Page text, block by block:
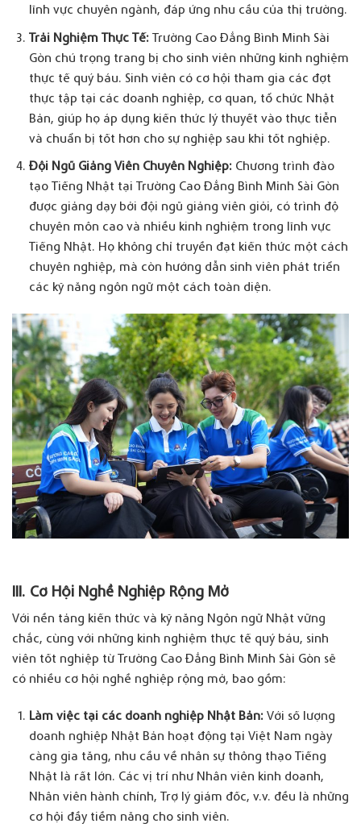
lĩnh vực chuyên ngành, đáp ứng nhu cầu của thị trường.
Trải Nghiệm Thực Tế:Trường Cao Đẳng Bình Minh Sài
Gòn chú trọng trang bị cho sinh viên những kinh nghiệm
thực tế quý báu. Sinh viên có cơ hội tham gia các đợt
thực tập tại các doanh nghiệp, cơ quan, tổ chức Nhật
Bản, giúp họ áp dụng kiến thức lý thuyết vào thực tiễn
và chuẩn bị tốt hơn cho sự nghiệp sau khi tốt nghiệp.
Đội Ngũ Giảng Viên Chuyên Nghiệp:Chương trình đào
tạo Tiếng Nhật tại Trường Cao Đẳng Bình Minh Sài Gòn
được giảng dạy bởi đội ngũ giảng viên giỏi, có trình độ
chuyên môn cao và nhiều kinh nghiệm trong lĩnh vực
Tiếng Nhật. Họ không chỉ truyền đạt kiến thức một cách
chuyên nghiệp, mà còn hướng dẫn sinh viên phát triển
các kỹ năng ngôn ngữ một cách toàn diện.
III. Cơ Hội Nghề Nghiệp Rộng Mở
Với nền tảng kiến thức và kỹ năng Ngôn ngữ Nhật vững
chắc, cùng với những kinh nghiệm thực tế quý báu, sinh
viên tốt nghiệp từ Trường Cao Đẳng Bình Minh Sài Gòn sẽ
có nhiều cơ hội nghề nghiệp rộng mở, bao gồm:
Làm việc tại các doanh nghiệp Nhật Bản:Với số lượng
doanh nghiệp Nhật Bản hoạt động tại Việt Nam ngày
càng gia tăng, nhu cầu về nhân sự thông thạo Tiếng
Nhật là rất lớn. Các vị trí như Nhân viên kinh doanh,
Nhân viên hành chính, Trợ lý giám đốc, v.v. đều là những
cơ hội đầy tiềm năng cho sinh viên.